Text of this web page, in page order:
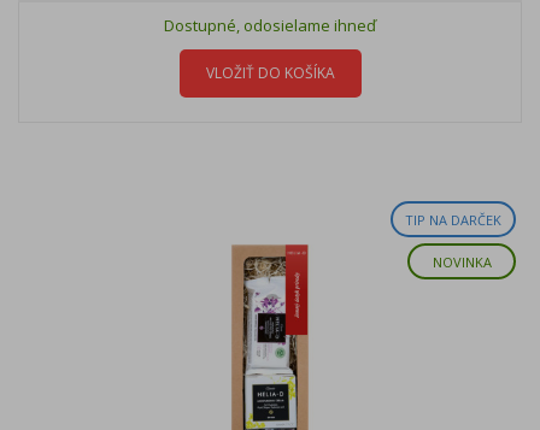
Dostupné, odosielame ihneď
VLOŽIŤ DO KOŠÍKA
TIP NA DARČEK
NOVINKA